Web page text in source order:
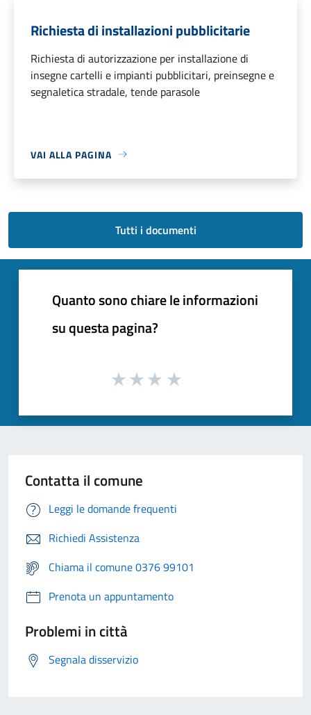
Richiesta di installazioni pubblicitarie
Richiesta di autorizzazione per installazione di
insegne cartelli e impianti pubblicitari, preinsegne e
segnaletica stradale, tende parasole
VAI ALLA PAGINA
Tutti i documenti
Quanto sono chiare le informazioni
su questa pagina?
Contatta il comune
Leggi le domande frequenti
Richiedi Assistenza
Chiama il comune 0376 99101
Prenota un appuntamento
Problemi in città
Segnala disservizio